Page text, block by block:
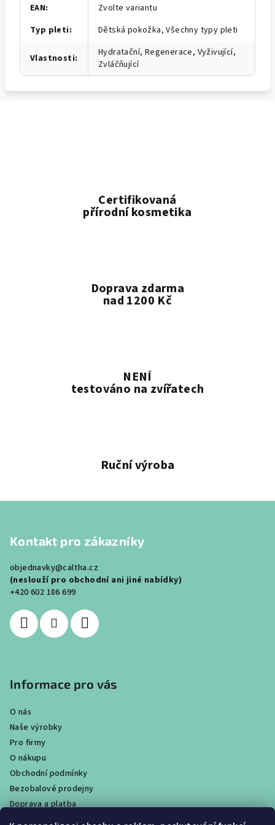
Certifikovaná
přírodní kosmetika
Doprava zdarma
nad 1200 Kč
NENÍ
testováno na zvířatech
Ruční výroba
EAN:
Zvolte variantu
Typ pleti: Dětská pokožka, Všechny typy pleti
Vlastnosti:
Hydratační, Regenerace, Vyživující,
Zvláčňující
Kontakt pro zákazníky
objednavky@caltha.cz
(neslouží pro obchodní ani jiné nabídky)
+420 602 186 699
Informace pro vás
O nás
Naše výrobky
Pro firmy
O nákupu
Obchodní podmínky
Bezobalové prodejny
Doprava a platba
Ochrana osobních údajů / GDPR